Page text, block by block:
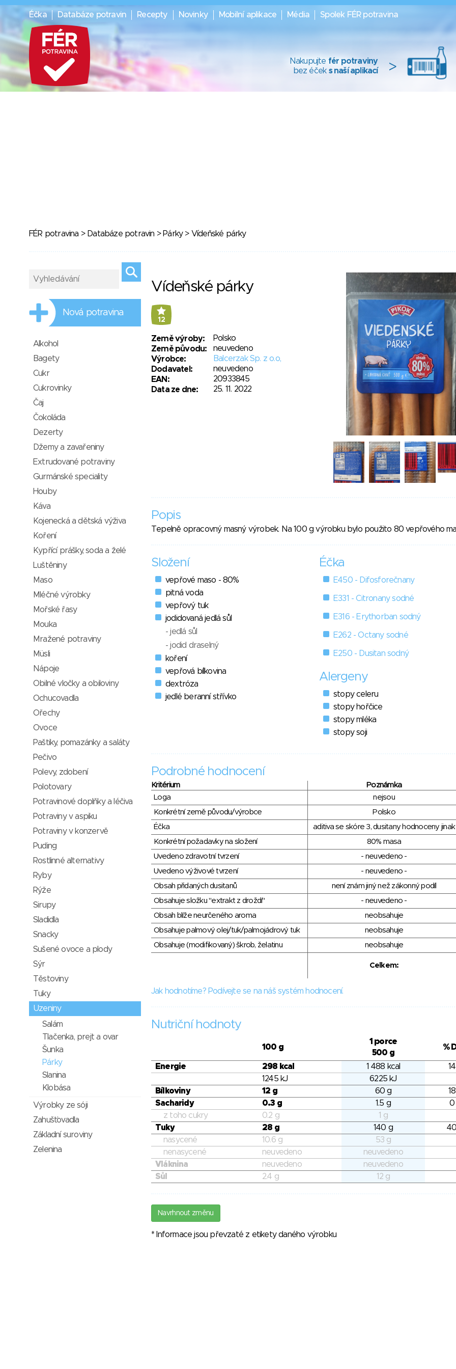
Éčka Databáze potravin Recepty Novinky Mobilní aplikace Média Spolek FÉR potravina
Nakupujte fér potraviny
bez éček s naší aplikací >
FÉR potravina > Databáze potravin > Párky> Vídeňské párky
Vídeňské párky
12
Země výroby:
Polsko
Země původu:
neuvedeno
Výrobce:
Balcerzak Sp. z o.o,
Dodavatel:
neuvedeno
EAN:
20933845
Data ze dne:
25. 11. 2022
Popis
Tepelně opracovný masný výrobek. Na 100 g výrobku bylo použito 80 vepřového
Složení
vepřové maso - 80%
pitná voda
vepřový tuk
jodidovaná jedlá sůl
- jedlá sůl
- jodid draselný
koření
vepřová bílkovina
dextróza
jedlé beranní střívko
Éčka
E450 - Difosforečnany
E331 - Citronany sodné
E316 - Erythorban sodný
E262 - Octany sodné
E250 - Dusitan sodný
Alergeny
stopy celeru
stopy hořčice
stopy mléka
stopy soji
Podrobné hodnocení
Kritérium Poznámka
Loga
nejsou
Konkrétní země původu/výrobce
Polsko
Éčka
aditiva se skóre 3, dusitany hodnoceny jinak
Konkrétní požadavky na složení
80% masa
Uvedeno zdravotní tvrzení
- neuvedeno -
Uvedeno výživové tvrzení
- neuvedeno -
Obsah přidaných dusitanů
není znám jiný než zákonný podíl
Obsahuje složku "extrakt z droždí"
- neuvedeno -
Obsah blíže neurčeného aroma
neobsahuje
Obsahuje palmový olej/tuk/palmojádrový tuk
neobsahuje
Obsahuje (modifikovaný) škrob, želatinu
neobsahuje
Celkem:
Jak hodnotíme? Podívejte se na náš systém hodnocení.
Nutriční hodnoty
100 g
1 porce
500 g
%
Energie 298 kcal 1 488 kcal
1245 kJ
6225 kJ
Bílkoviny
12 g 60 g
Sacharidy
0.3 g 1.5 g
0
z toho cukry
0.2 g
1 g
Tuky
28 g 140 g
nasycené
10.6 g
53 g
nenasycené
neuvedeno
neuvedeno
Vláknina
neuvedeno
neuvedeno
Sůl
2.4 g 12 g
Navrhnout změnu
* Informace jsou převzaté z etikety daného výrobku
Nová potravina
Alkohol
Bagety
Cukr
Cukrovinky
Čaj
Čokoláda
Dezerty
Džemy a zavařeniny
Extrudované potraviny
Gurmánské speciality
Houby
Káva
Kojenecká a dětská výživa
Koření
Kypřící prášky, soda a želé
Luštěniny
Maso
Mléčné výrobky
Mořské řasy
Mouka
Mražené potraviny
Müsli
Nápoje
Obilné vločky a obiloviny
Ochucovadla
Ořechy
Ovoce
Paštiky, pomazánky a saláty
Pečivo
Polevy, zdobení
Polotovary
Potravinové doplňky a léčiva
Potraviny v aspiku
Potraviny v konzervě
Puding
Rostlinné alternativy
Ryby
Rýže
Sirupy
Sladidla
Snacky
Sušené ovoce a plody
Sýr
Těstoviny
Tuky
Uzeniny
Salám
Tlačenka, prejt a ovar
Šunka
Párky
Slanina
Klobása
Výrobky ze sóji
Zahušťovadla
Základní suroviny
Zelenina